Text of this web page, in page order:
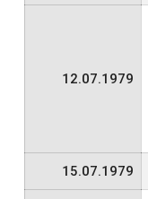
12.07.1979
15.07.1979